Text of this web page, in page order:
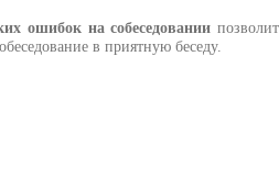
ошибок на собеседовании позволит
в приятную беседу.